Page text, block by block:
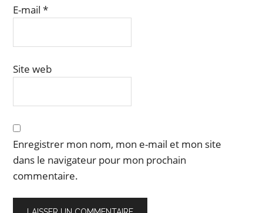
E-mail*
Site web
Enregistrer mon nom, mon e-mail et mon site
dans le navigateur pour mon prochain
commentaire.